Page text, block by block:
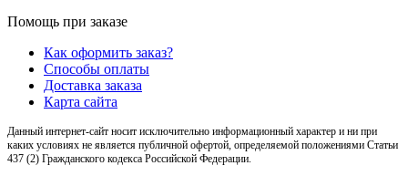
Помощь при заказе
Как оформить заказ?
Способы оплаты
Доставка заказа
Карта сайта
Данный интернет-сайт носит исключительно информационный характер и ни при
каких условиях не является публичной офертой, определяемой положениями Статьи
437 (2) Гражданского кодекса Российской Федерации.